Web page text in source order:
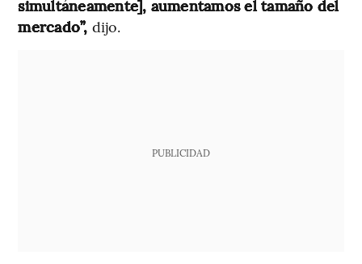
simultáneamente], aumentamos el tamaño del
mercado”, dijo.
PUBLICIDAD